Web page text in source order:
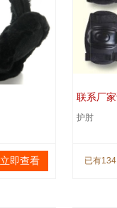
立即查看
联系厂
护肘
已有